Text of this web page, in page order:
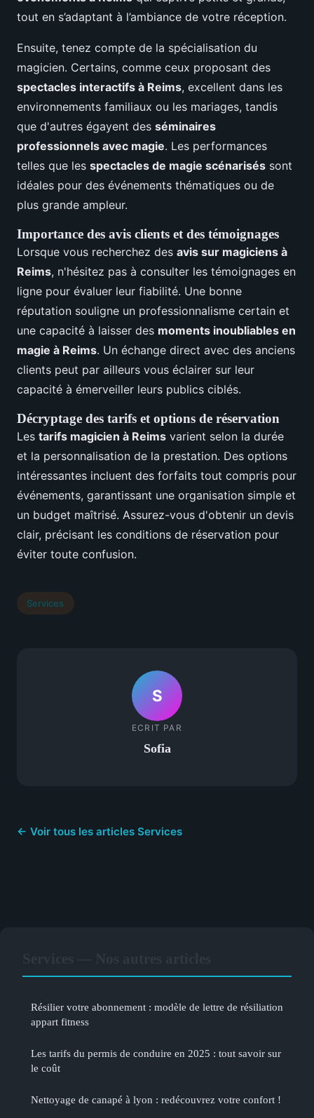
tout en s’adaptant à l’ambiance de votre réception.
Ensuite, tenez compte de la spécialisation du
magicien. Certains, comme ceux proposant des
spectacles interactifs à Reims, excellent dans les
environnements familiaux ou les mariages, tandis
que d'autres égayent des séminaires
professionnels avec magie. Les performances
telles que les spectacles de magie scénarisés sont
idéales pour des événements thématiques ou de
plus grande ampleur.
Importance des avis clients et des témoignages
Lorsque vous recherchez des avis sur magiciens à
Reims, n'hésitez pas à consulter les témoignages en
ligne pour évaluer leur fiabilité. Une bonne
réputation souligne un professionnalisme certain et
une capacité à laisser des moments inoubliables en
magie à Reims. Un échange direct avec des anciens
clients peut par ailleurs vous éclairer sur leur
capacité à émerveiller leurs publics ciblés.
Décryptage des tarifs et options de réservation
Les tarifs magicien à Reims varient selon la durée
et la personnalisation de la prestation. Des options
intéressantes incluent des forfaits tout compris pour
événements, garantissant une organisation simple et
un budget maîtrisé. Assurez-vous d'obtenir un devis
clair, précisant les conditions de réservation pour
éviter toute confusion.
Services
S
ECRIT PAR
Sofia
← Voir tous les articles Services
Résilier votre abonnement : modèle de lettre de résiliation
appart fitness
Les tarifs du permis de conduire en 2025 : tout savoir sur
le coût
Nettoyage de canapé à lyon : redécouvrez votre confort !